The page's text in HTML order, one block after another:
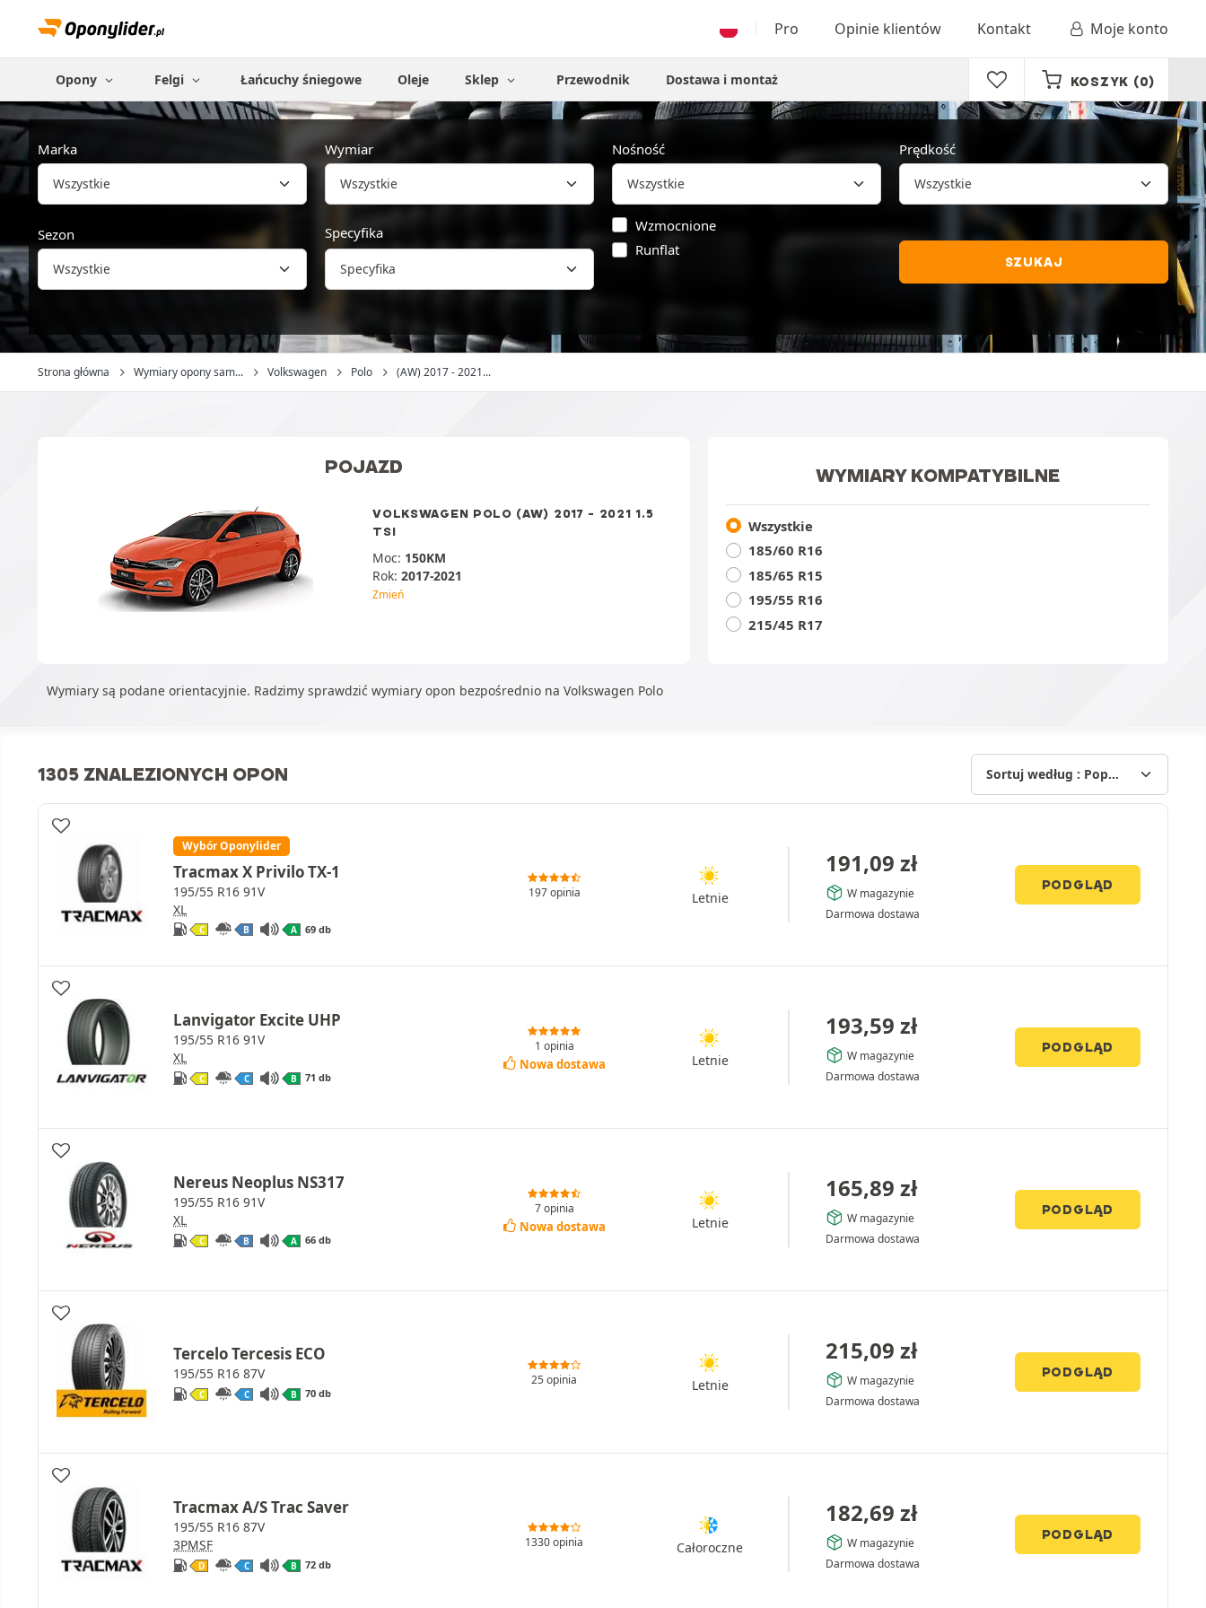
Pro Opinie klientów Kontakt Moje konto
Opony Felgi Łańcuchy śniegowe Oleje Sklep Przewodnik Dostawa i montaż KOSZYK (0)
Marka
Wszystkie
Wymiar Nośność Prędkość
Sezon Specyfika
Specyfika
Wzmocnione
Runflat
SZUKAJ
Strona główna Wymiary opony sam... Volkswagen Polo (AW) 2017 - 2021...
POJAZD
VOLKSWAGEN POLO (AW) 2017 - 2021 1.5
TSI
Moc: 150KM
Rok:2017-2021
Zmień
WYMIARY KOMPATYBILNE
Wszystkie
185/60 R16
185/65 R15
195/55 R16
215/45 R17
Wymiary są podane orientacyjnie. Radzimy sprawdzić wymiary opon bezpośrednio na Volkswagen Polo
1305 ZNALEZIONYCH OPON
Wybór Oponylider
Tracmax X Privilo TX-1
195/55 R16 91V
XL
C B A 69 db
197 opinia Letnie
191,09 zł
W magazynie
Darmowa dostawa
PODGLĄD
Lanvigator Excite UHP
195/55 R16 91V
XL
C C B 71 db
1 opinia
Nowa dostawa Letnie
193,59 zł
W magazynie
Darmowa dostawa
PODGLĄD
Nereus Neoplus NS317
195/55 R16 91V
XL
C B A 66 db
7 opinia
Nowa dostawa Letnie
165,89 zł
W magazynie
Darmowa dostawa
PODGLĄD
Tercelo Tercesis ECO
195/55 R16 87V
C C B 70 db
25 opinia Letnie
215,09 zł
W magazynie
Darmowa dostawa
PODGLĄD
Tracmax A/S Trac Saver
195/55 R16 87V
3PMSF
D C B 72 db
1330 opinia Całoroczne
182,69 zł
W magazynie
Darmowa dostawa
PODGLĄD